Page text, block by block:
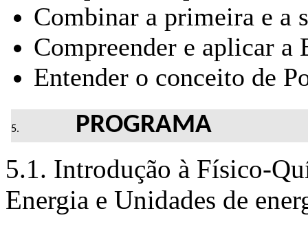
Combinar a primeira e a
Compreender e aplicar
Entender o conceito de
PROGRAMA
5.1. Introdução à Físico-
Energia e Unidades de